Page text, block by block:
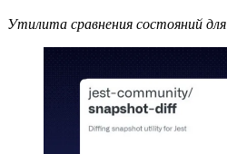
Утилита сравнения состояний для